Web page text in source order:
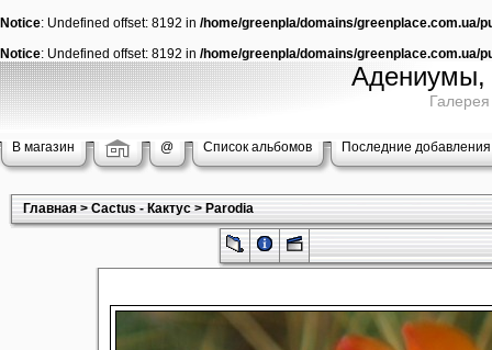
Notice: Undefined offset: 8192 in /home/greenpla/domains/greenplace.com.ua/
Notice: Undefined offset: 8192 in /home/greenpla/domains/greenplace.com.ua/
Адениумы,
В магазин @ Список альбомов Последние добавления
Главная>Cactus - Кактус>Parodia